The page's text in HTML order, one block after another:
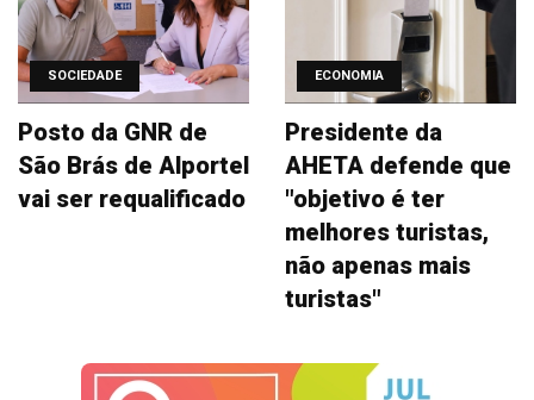
SOCIEDADE
Posto da GNR de
São Brás de Alportel
vai ser requalificado
ECONOMIA
Presidente da
AHETA defende que
"objetivo é ter
melhores turistas,
não apenas mais
turistas"